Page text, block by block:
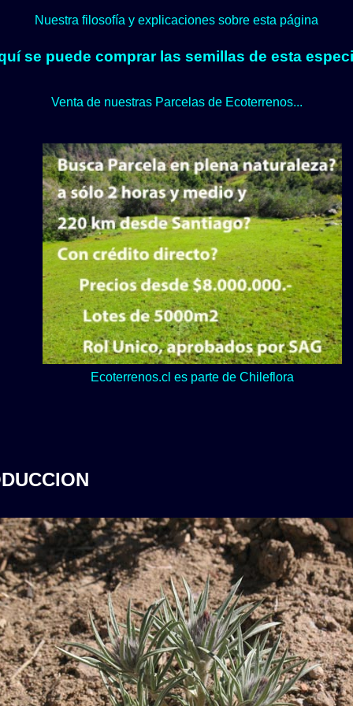
Nuestra filosofía y explicaciones sobre esta página
se puede comprar las semillas de esta
Venta de nuestras Parcelas de Ecoterrenos...
Ecoterrenos.cl es parte de Chileflora
Lo verde y naturaleza dominan en nuestro Loteo